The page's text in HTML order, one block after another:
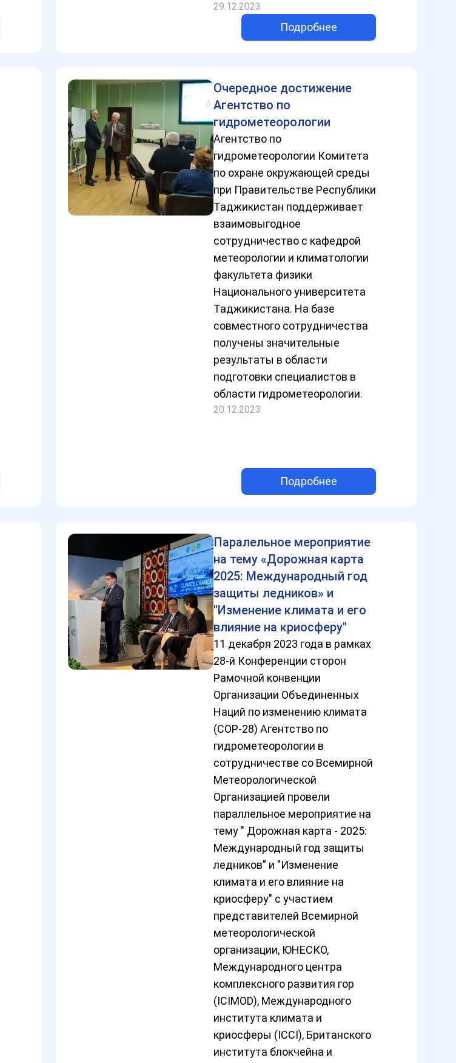
29.12.2023
Подробнее
Очередное достижение
Агентство по
гидрометеорологии
Агентство по
гидрометеорологии Комитета
по охране окружающей среды
при Правительстве Республики
Таджикистан поддерживает
взаимовыгодное
сотрудничество с кафедрой
метеорологии и климатологии
факультета физики
Национального университета
Таджикистана. На базе
совместного сотрудничества
получены значительные
результаты в области
подготовки специалистов в
области гидрометеорологии.
20.12.2023
Подробнее
Паралельное мероприятие
на тему «Дорожная карта
2025: Международный год
защиты ледников» и
"Изменение климата и его
влияние на криосферу"
11 декабря 2023 года в рамках
28-й Конференции сторон
Рамочной конвенции
Организации Объединенных
Наций по изменению климата
(COP-28) Агентство по
гидрометеорологии в
сотрудничестве со Всемирной
Метеорологической
Организацией провели
параллельное мероприятие на
тему " Дорожная карта - 2025:
Международный год защиты
ледников” и "Изменение
климата и его влияние на
криосферу" с участием
представителей Всемирной
метеорологической
организации, ЮНЕСКО,
Международного центра
комплексного развития гор
(ICIMOD), Международного
института климата и
криосферы (ICCI), Британского
института блокчейна и